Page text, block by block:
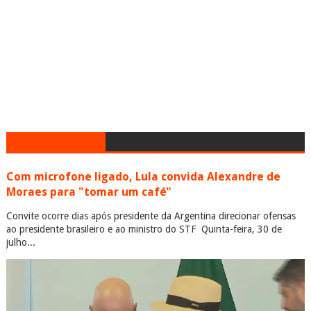
Com microfone ligado, Lula convida Alexandre de
Moraes para "tomar um café"
Convite ocorre dias após presidente da Argentina direcionar ofensas
ao presidente brasileiro e ao ministro do STF Quinta-feira, 30 de
julho...